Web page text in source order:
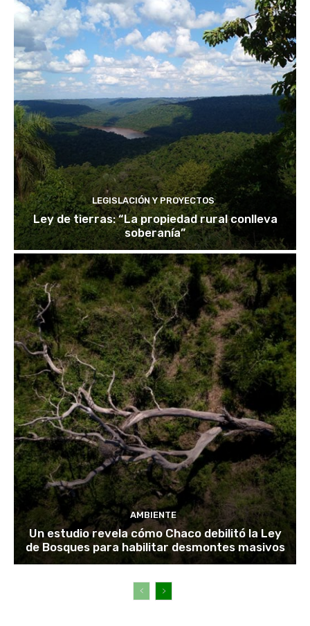
LEGISLACIÓN Y PROYECTOS
Ley de tierras: “La propiedad rural conlleva
soberanía”
AMBIENTE
Un estudio revela cómo Chaco debilitó la Ley
de Bosques para habilitar desmontes masivos